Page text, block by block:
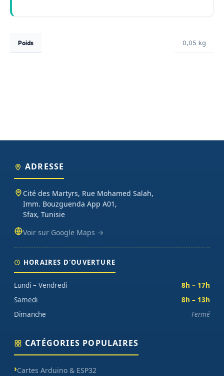
Poids 0,05 kg
ADRESSE
Cité des Martyrs, Rue Mohamed Salah,
Imm. Bouzguenda App A01,
Sfax, Tunisie
Voir sur Google Maps →
HORAIRES D'OUVERTURE
Lundi – Vendredi
8h – 17h
Samedi
8h – 13h
Dimanche
Fermé
CATÉGORIES POPULAIRES
Cartes Arduino & ESP32